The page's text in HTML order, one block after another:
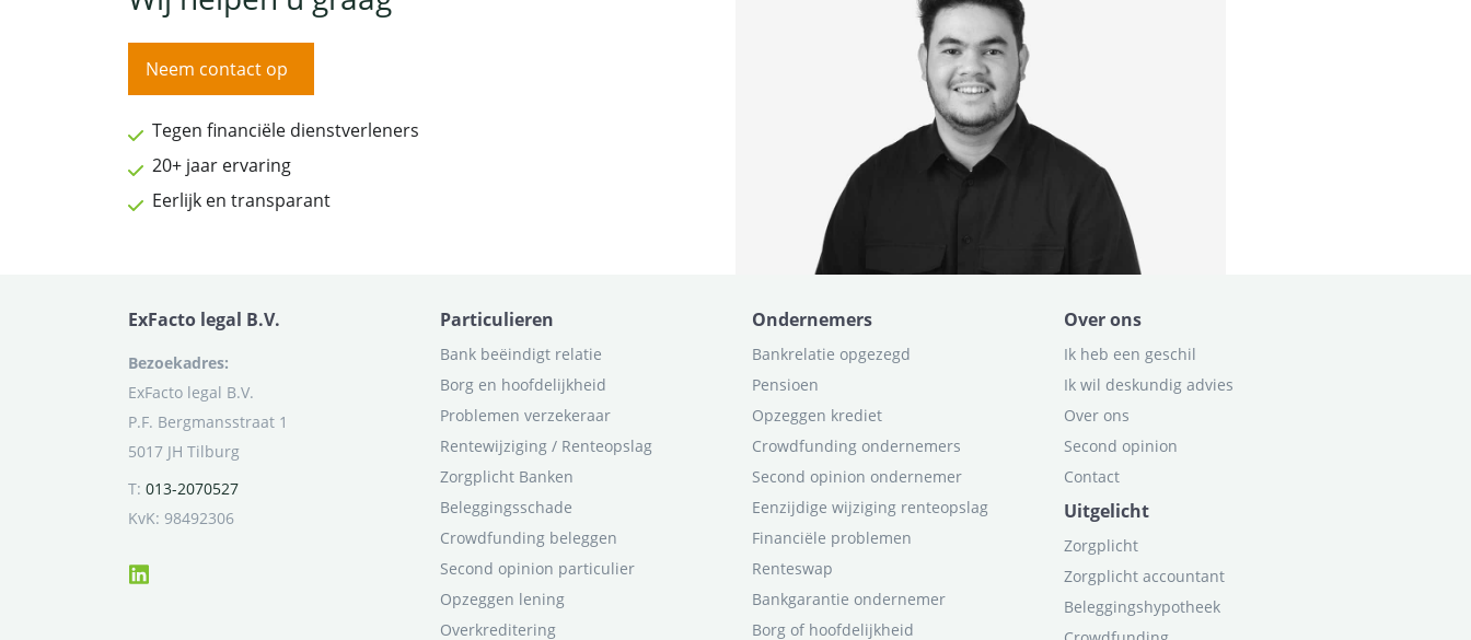
Neem contact op
Tegen financiële dienstverleners
20+ jaar ervaring
Eerlijk en transparant
ExFacto legal B.V.
Bezoekadres:
ExFacto legal B.V.
P.F. Bergmansstraat 1
5017 JH Tilburg
T: 013-2070527
KvK: 98492306
Particulieren
Bank beëindigt relatie
Borg en hoofdelijkheid
Problemen verzekeraar
Rentewijziging / Renteopslag
Zorgplicht Banken
Beleggingsschade
Crowdfunding beleggen
Second opinion particulier
Opzeggen lening
Overkreditering
Ondernemers
Bankrelatie opgezegd
Pensioen
Opzeggen krediet
Crowdfunding ondernemers
Second opinion ondernemer
Eenzijdige wijziging renteopslag
Financiële problemen
Renteswap
Bankgarantie ondernemer
Borg of hoofdelijkheid
Over ons
Ik heb een geschil
Ik wil deskundig advies
Over ons
Second opinion
Contact
Uitgelicht
Zorgplicht
Zorgplicht accountant
Beleggingshypotheek